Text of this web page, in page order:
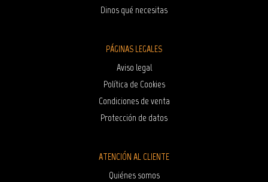
Dinos qué necesitas
PÁGINAS LEGALES
Aviso legal
Política de Cookies
Condiciones de venta
Protección de datos
ATENCIÓN AL CLIENTE
Quiénes somos